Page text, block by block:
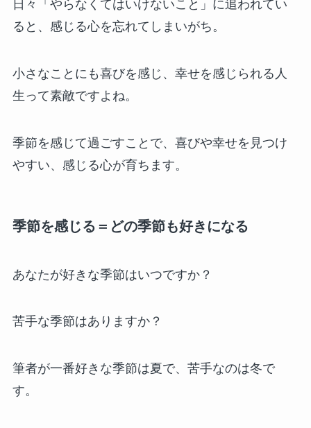
日々「やらなくてはいけないこと」に追われてい
ると、感じる心を忘れてしまいがち。
小さなことにも喜びを感じ、幸せを感じられる人
生って素敵ですよね。
季節を感じて過ごすことで、喜びや幸せを見つけ
やすい、感じる心が育ちます。
季節を感じる＝どの季節も好きになる
あなたが好きな季節はいつですか？
苦手な季節はありますか？
筆者が一番好きな季節は夏で、苦手なのは冬で
す。